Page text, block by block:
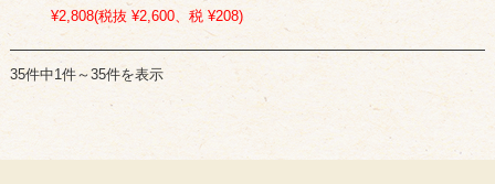
¥2,808(税抜 ¥2,600、税 ¥208)
35件中1件～35件を表示